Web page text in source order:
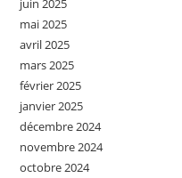
juin 2025
mai 2025
avril 2025
mars 2025
février 2025
janvier 2025
décembre 2024
novembre 2024
octobre 2024